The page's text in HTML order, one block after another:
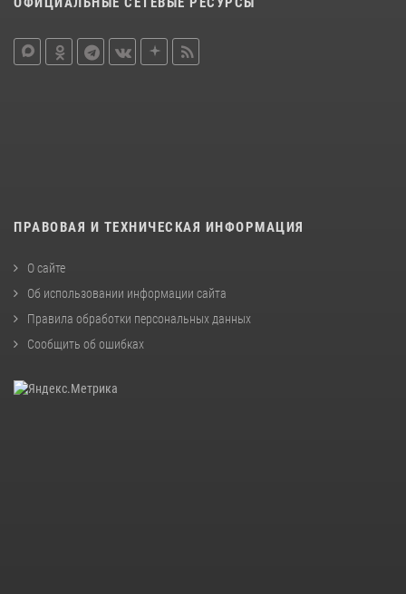
ПРАВОВАЯ И ТЕХНИЧЕСКАЯ ИНФОРМАЦИЯ
О сайте
Об использовании информации сайта
Правила обработки персональных данных
Сообщить об ошибках